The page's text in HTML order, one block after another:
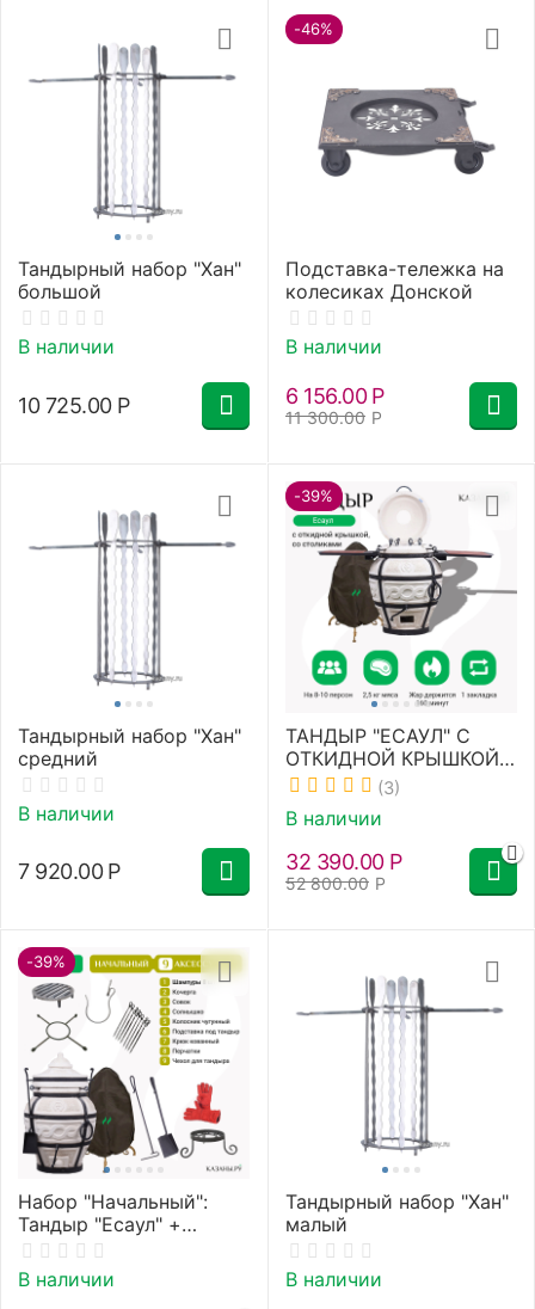
Тандырный набор "Хан"
большой
В наличии
10 725.00 Р
-46%
Подставка-тележка на
колесиках Донской
В наличии
11 300.00 Р
6 156.00 Р
Тандырный набор "Хан"
средний
В наличии
7 920.00 Р
-39%
ТАНДЫР "ЕСАУЛ" С
ОТКИДНОЙ КРЫШКОЙ
И СТОЛИКАМИ
(3)
В наличии
52 800.00 Р
32 390.00 Р
-39%
Набор "Начальный":
Тандыр "Есаул" +
аксессуары
В наличии
Тандырный набор "Хан"
малый
В наличии